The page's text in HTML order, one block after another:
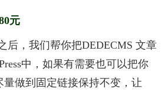
元
后，我们帮你把DEDECMS 文章
中，如果有需要也可以把你
量做到固定链接保持不变，让